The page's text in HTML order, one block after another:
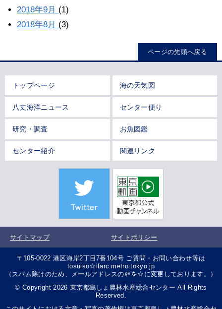
2018年9月 (1)
2018年8月 (3)
ページの先頭へ戻る
トップページ 海の天気図
八丈海洋ニュース センター便り
研究・調査 お魚図鑑
センター紹介 関連リンク
サイトマップ サイトポリシー
〒105-0022 港区海岸2丁目7番104号 ご質問・お問い合わせ等は
tosuiso☆ifarc.metro.tokyo.jp
（スパム除けのため、メールアドレスの＠を☆に変更しております。）
© Copyright 2026 東京都島しょ農林水産総合センター All Rights
Reserved.